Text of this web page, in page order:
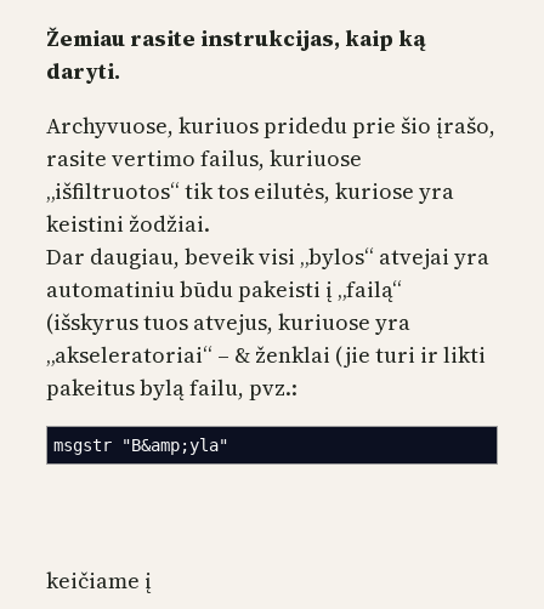
Žemiau rasite instrukcijas, kaip ką
daryti.
Archyvuose, kuriuos pridedu prie šio įrašo,
rasite vertimo failus, kuriuose
„išfiltruotos“ tik tos eilutės, kuriose yra
keistini žodžiai.
Dar daugiau, beveik visi „bylos“ atvejai yra
automatiniu būdu pakeisti į „failą“
(išskyrus tuos atvejus, kuriuose yra
„akseleratoriai“ – & ženklai (jie turi ir likti
pakeitus bylą failu, pvz.:
msgstr "B&amp;yla"
keičiame į